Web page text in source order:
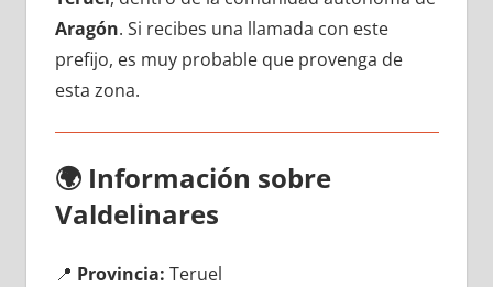
Aragón. Si recibes una llamada сοn еstе
prefijo, es muy probable quе provenga dе
esta zona.
🌍 Información sobre
Valdelinares
📍 Provincia: Teruel